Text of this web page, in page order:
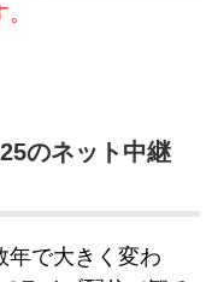
のネット中継
年で大きく変わ